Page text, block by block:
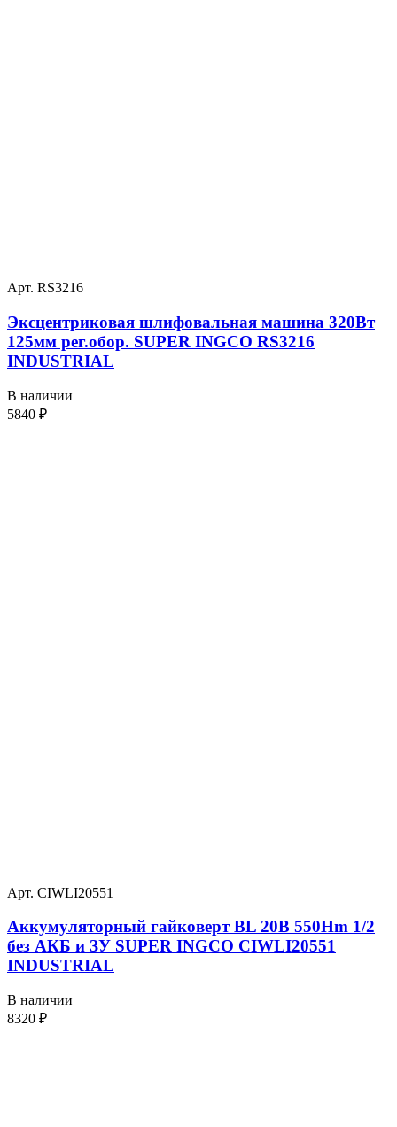
Арт. RS3216
Эксцентриковая шлифовальная машина 320Вт
125мм рег.обор. SUPER INGCO RS3216
INDUSTRIAL
В наличии
5840 ₽
Арт. CIWLI20551
Аккумуляторный гайковерт BL 20В 550Hm 1/2
без АКБ и ЗУ SUPER INGCO CIWLI20551
INDUSTRIAL
В наличии
8320 ₽